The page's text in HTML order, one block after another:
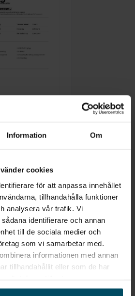
Information Om
cookies
för att anpassa innehållet
tillhandahålla funktioner
analysera vår trafik. Vi
identifierare och annan
till de sociala medier och
som vi samarbetar med.
informationen med annan
tillhandahållit eller som de har